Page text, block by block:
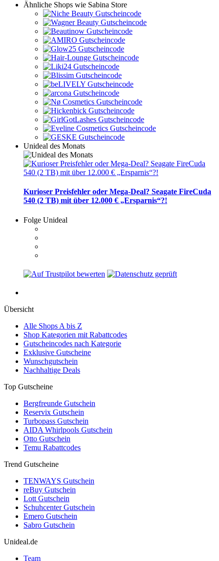
Ähnliche Shops wie Sabina Store
Unideal des Monats
Kurioser Preisfehler oder Mega-Deal? Seagate FireCuda
540 (2 TB) mit über 12.000 € „Ersparnis“?!
Folge Unideal
Übersicht
Alle Shops A bis Z
Shop Kategorien mit Rabattcodes
Gutscheincodes nach Kategorie
Exklusive Gutscheine
Wunschgutschein
Nachhaltige Deals
Top Gutscheine
Bergfreunde Gutschein
Reservix Gutschein
Turbopass Gutschein
AIDA Whirlpools Gutschein
Otto Gutschein
Temu Rabattcodes
Trend Gutscheine
TENWAYS Gutschein
reBuy Gutschein
Lott Gutschein
Schuhcenter Gutschein
Emero Gutschein
Sabro Gutschein
Unideal.de
Team